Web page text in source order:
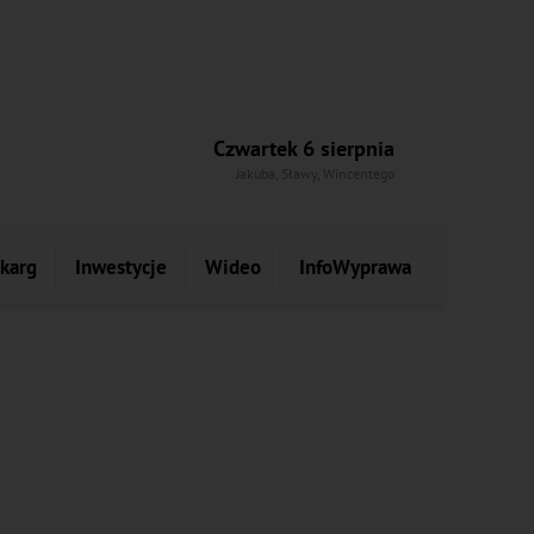
Czwartek 6 sierpnia
Jakuba, Sławy, Wincentego
Inwestycje Wideo InfoWyprawa